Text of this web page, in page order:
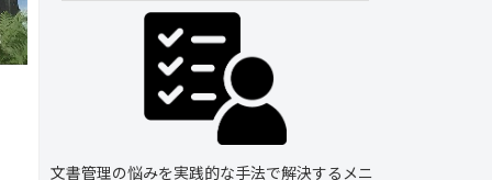
文書管理の悩みを実践的な手法で解決するメニ